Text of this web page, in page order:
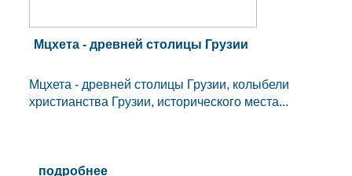
Мцхета - древней столицы Грузии
Мцхета - древней столицы Грузии, колыбели
христианства Грузии, исторического места...
подробнее